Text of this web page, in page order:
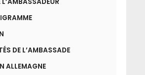
DE L’AMBASSADE
ALLEMAGNE